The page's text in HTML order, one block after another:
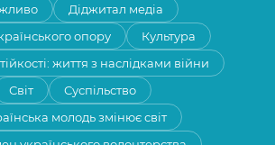
Діджитал медіа
опору
Культура
життя з наслідками війни
Світ
Суспільство
молодь змінює світ